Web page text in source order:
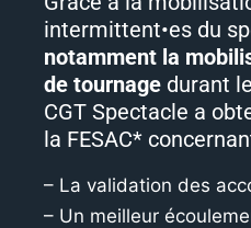
intermittent•es du
notamment la
de tournage durant
CGT Spectacle a
la FESAC*
– La validation des
– Un meilleur